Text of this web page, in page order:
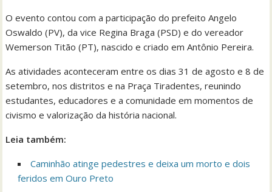
O evento contou com a participação do prefeito Angelo
Oswaldo (PV), da vice Regina Braga (PSD) e do vereador
Wemerson Titão (PT), nascido e criado em Antônio Pereira.
As atividades aconteceram entre os dias 31 de agosto e 8 de
setembro, nos distritos e na Praça Tiradentes, reunindo
estudantes, educadores e a comunidade em momentos de
civismo e valorização da história nacional.
Leia também:
Caminhão atinge pedestres e deixa um morto e dois
feridos em Ouro Preto